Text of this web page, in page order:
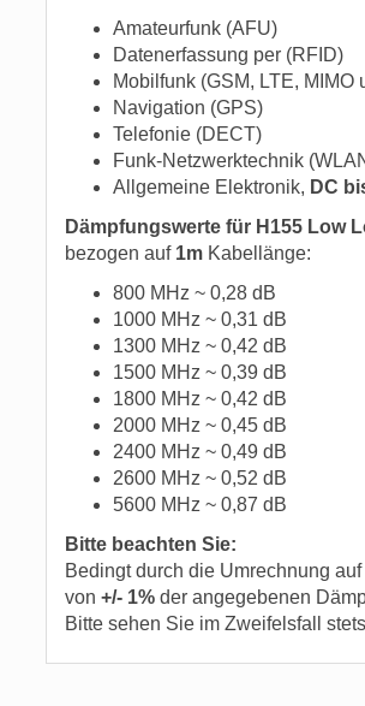
Amateurfunk (AFU)
Datenerfassung per (RFID)
Mobilfunk (GSM, LTE, MIMO
Navigation (GPS)
Telefonie (DECT)
Funk-Netzwerktechnik
Allgemeine Elektronik, DC
Dämpfungswerte für H155 Low
bezogen auf 1m Kabellänge:
800 MHz ~ 0,28 dB
1000 MHz ~ 0,31 dB
1300 MHz ~ 0,42 dB
1500 MHz ~ 0,39 dB
1800 MHz ~ 0,42 dB
2000 MHz ~ 0,45 dB
2400 MHz ~ 0,49 dB
2600 MHz ~ 0,52 dB
5600 MHz ~ 0,87 dB
Bitte beachten Sie:
Bedingt durch die Umrechnung auf
von +/- 1% der angegebenen
Bitte sehen Sie im Zweifelsfall